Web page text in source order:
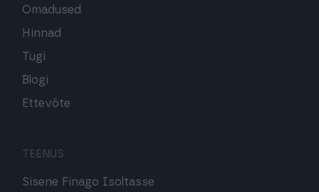
Omadused
Hinnad
Tugi
Blogi
Ettevõte
TEENUS
Sisene Finago Isoltasse